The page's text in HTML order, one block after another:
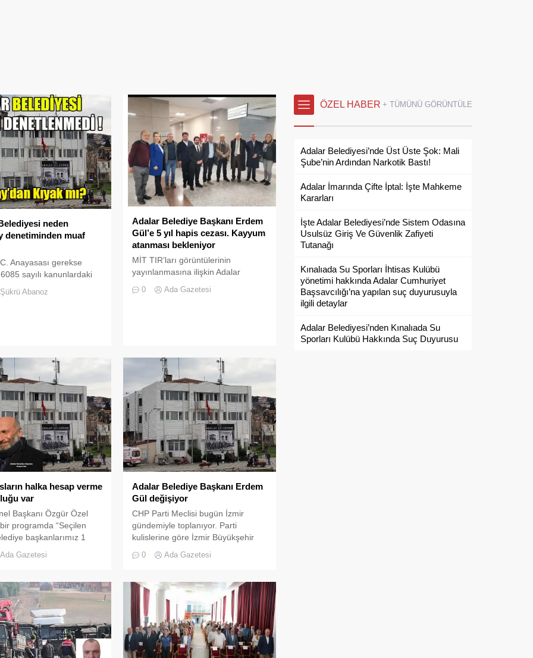
neden
denetiminden muaf
Anayasası gerekse
sayılı kanunlardaki
değerlendirildiğinde
belediyeler ile
Anayasa’nın 160 ıncı
göre Sayıştay, merkezi
kapsamındaki
ile sosyal güvenlik
bütün gelir ve
Şükrü Abanoz
Adalar Belediye Başkanı Erdem
Gül’e 5 yıl hapis cezası. Kayyum
atanması bekleniyor
MİT TIR’ları görüntülerinin
yayınlanmasına ilişkin Adalar
yargılandığı davada karar çıktı.
İçişleri Bakanlığının derhal Erdem
Gül’ü görevdev alıp kayyum
ataması gerekiyor. Çünkü işlenen
suç...
0 Ada Gazetesi
halka hesap verme
var
Başkanı Özgür Özel
bir programda “Seçilen
başkanlarımız 1
asacak.” dedi.
Erdem Gül ve Engin
mal varlıklarını
Nasıl yeni şeçilen
mal
panolara asılması
aday
Ada Gazetesi
Adalar Belediye Başkanı Erdem
Gül değişiyor
CHP Parti Meclisi bugün İzmir
gündemiyle toplanıyor. Parti
kulislerine göre İzmir Büyükşehir
Soyer ile Karşıyaka Belediye
çıkıyor. İş birliği belediye meclisi
düzeyinde İstanbul’da Adalar,
Bakırköy, Esenyurt ve Kadıköy’de
başkanların değişmesi bekleniyor.
Avcılar ve Sarıyer’de mevcut
başkanla yola devam edilip
0 Ada Gazetesi
ÖZEL HABER + TÜMÜNÜ GÖRÜNTÜLE
Adalar Belediyesi’nde Üst Üste Şok: Mali
Şube’nin Ardından Narkotik Bastı!
Adalar İmarında Çifte İptal: İşte Mahkeme
Kararları
İşte Adalar Belediyesi’nde Sistem Odasına
Usulsüz Giriş Ve Güvenlik Zafiyeti
Tutanağı
Kınalıada Su Sporları İhtisas Kulübü
yönetimi hakkında Adalar Cumhuriyet
Başsavcılığı’na yapılan suç duyurusuyla
ilgili detaylar
Adalar Belediyesi’nden Kınalıada Su
Sporları Kulübü Hakkında Suç Duyurusu